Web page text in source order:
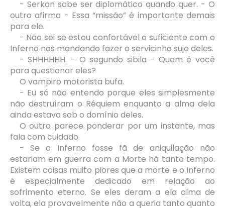
- Serkan sabe ser diplomático quando quer. - O
outro afirma - Essa “missão” é importante demais
para ele.
- Não sei se estou confortável o suficiente com o
Inferno nos mandando fazer o servicinho sujo deles.
- SHHHHHH. - O segundo sibila - Quem é você
para questionar eles?
O vampiro motorista bufa.
- Eu só não entendo porque eles simplesmente
não destruíram o Réquiem enquanto a alma dela
ainda estava sob o domínio deles.
O outro parece ponderar por um instante, mas
fala com cuidado.
- Se o Inferno fosse fã de aniquilação não
estariam em guerra com a Morte há tanto tempo.
Existem coisas muito piores que a morte e o Inferno
é especialmente dedicado em relação ao
sofrimento eterno. Se eles deram a ela alma de
volta, ela provavelmente não a queria tanto quanto